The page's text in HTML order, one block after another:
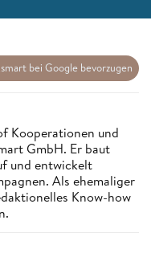
bei Google bevorzugen
Kooperationen und
GmbH. Er baut
und entwickelt
Als ehemaliger
Know-how